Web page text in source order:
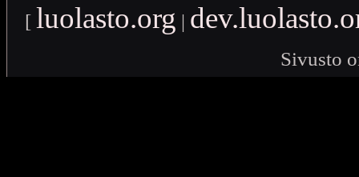
[ luolasto.org |
Sivusto